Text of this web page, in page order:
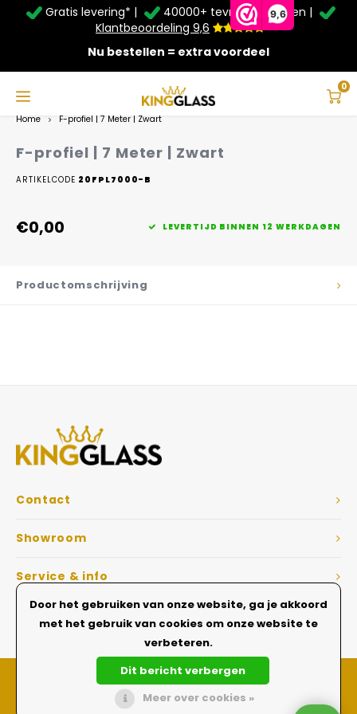
9,6
Service & Contact
Betaalmethoden
Taal
Nederlands
Gratis levering* |
40000+ tevreden klanten |
Klantbeoordeling 9,6
Nu bestellen = extra voordeel
0
Zomer Deals: Tot 20% kortingop schuifwanden en
veranda's +€20extra kassa korting*
Home F-profiel | 7 Meter | Zwart
F-profiel | 7 Meter | Zwart
ARTIKELCODE 20FPL7000-B
€0,00 LEVERTIJD BINNEN 12 WERKDAGEN
Productomschrijving
Contact
Showroom
Service & info
Dé Glazen wanden specialist
Door het gebruiken van onze website, ga je akkoord
met het gebruik van cookies om onze website te
verbeteren.
Dit bericht verbergen
Meer over cookies »